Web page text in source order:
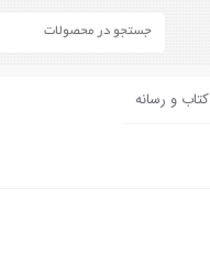
کتاب و رسانه